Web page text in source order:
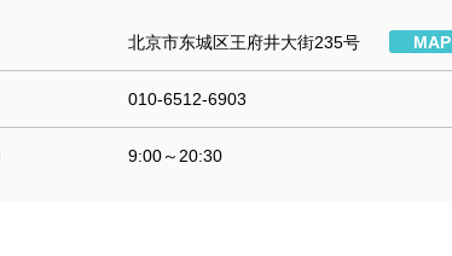
北京市东城区王府井大街235号 MAP
010-6512-6903
9:00～20:30